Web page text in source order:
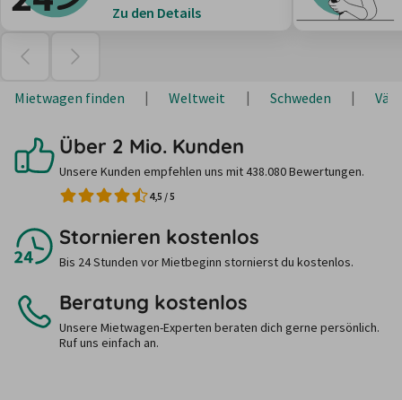
Zu den Details
Mietwagen finden Weltweit Schweden
Über 2 Mio. Kunden
Unsere Kunden empfehlen uns mit 438.080 Bewertungen.
4,5 /5
Stornieren kostenlos
Bis 24 Stunden vor Mietbeginn stornierst du kostenlos.
Beratung kostenlos
Unsere Mietwagen-Experten beraten dich gerne persönlich.
Ruf uns einfach an.